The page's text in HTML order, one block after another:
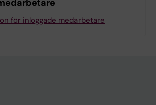
för inloggade medarbetare